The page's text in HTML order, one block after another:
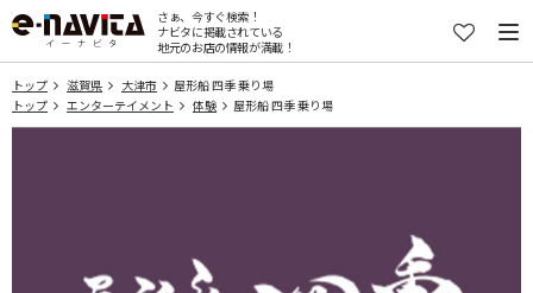
さぁ、今すぐ検索！
ナビタに掲載されている
地元のお店の情報が満載！
トップ 滋賀県 大津市
屋形船 四季 乗り場
トップ
エンターテイメント 体験 屋形船 四季 乗り場